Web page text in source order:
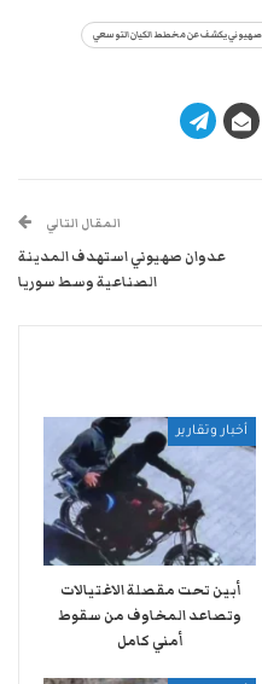
المقال التالي
عدوان صهيوني استهدف المدينة
الصناعية وسط سوريا
أخبار وتقارير
أبين تحت مقصلة الاغتيالات
وتصاعد المخاوف من سقوط
أمني كامل